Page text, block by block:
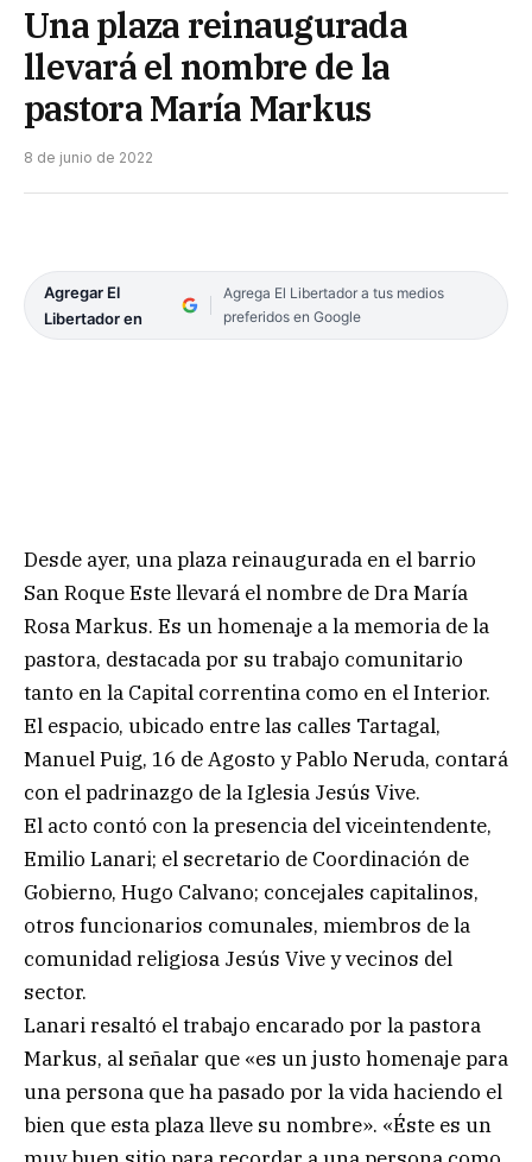
Una plaza reinaugurada
llevará el nombre de la
pastora María Markus
8 de junio de 2022
Agregar El
Libertador en
Agrega El Libertador a tus medios
preferidos en Google
Desde ayer, una plaza reinaugurada en el barrio
San Roque Este llevará el nombre de Dra María
Rosa Markus. Es un homenaje a la memoria de la
pastora, destacada por su trabajo comunitario
tanto en la Capital correntina como en el Interior.
El espacio, ubicado entre las calles Tartagal,
Manuel Puig, 16 de Agosto y Pablo Neruda, contará
con el padrinazgo de la Iglesia Jesús Vive.
El acto contó con la presencia del viceintendente,
Emilio Lanari; el secretario de Coordinación de
Gobierno, Hugo Calvano; concejales capitalinos,
otros funcionarios comunales, miembros de la
comunidad religiosa Jesús Vive y vecinos del
sector.
Lanari resaltó el trabajo encarado por la pastora
Markus, al señalar que «es un justo homenaje para
una persona que ha pasado por la vida haciendo el
bien que esta plaza lleve su nombre». «Éste es un